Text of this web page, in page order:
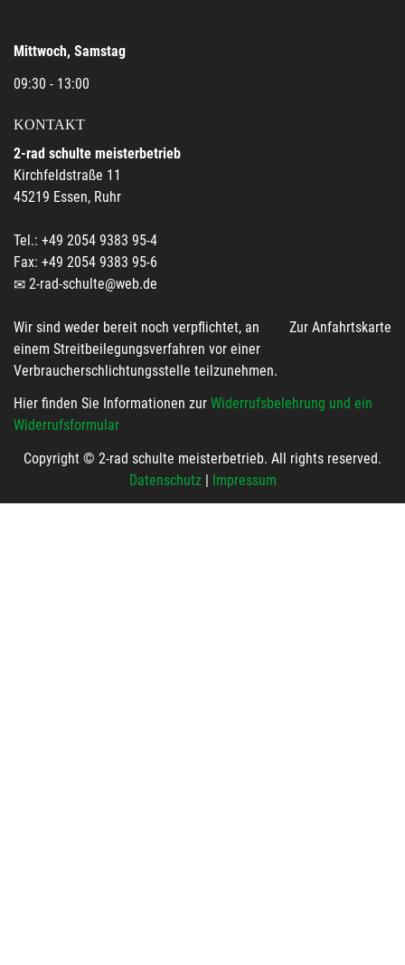
Mittwoch, Samstag
09:30 - 13:00
KONTAKT
2-rad schulte meisterbetrieb
Kirchfeldstraße 11
45219 Essen, Ruhr
Tel.: +49 2054 9383 95-4
Fax: +49 2054 9383 95-6
2-rad-schulte@web.de
Zur Anfahrtskarte
Wir sind weder bereit noch verpflichtet, an
einem Streitbeilegungsverfahren vor einer
Verbraucherschlichtungsstelle teilzunehmen.
Hier finden Sie Informationen zur Widerrufsbelehrung und ein
Widerrufsformular
Copyright © 2-rad schulte meisterbetrieb. All rights reserved.
Datenschutz| Impressum